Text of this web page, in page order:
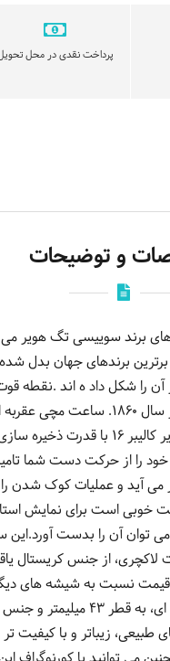
پرداخت نقدی در محل
و توضیحات
برندهای جهان بدل
را شکل داد ه اند .نقطه
خود را از حرکت دست شما
فرصت خوبی است برای
می توان آن را بدست
از جنس کریستال
قیمت نسبت به شیشه های
پس از الماس است، تولید می
زیباتر و با کیفیت